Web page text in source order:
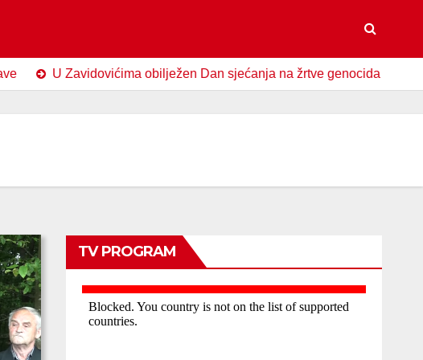
U Zavidovićima obilježen Dan sjećanja na žrtve genocida u Srebrenici
TV PROGRAM